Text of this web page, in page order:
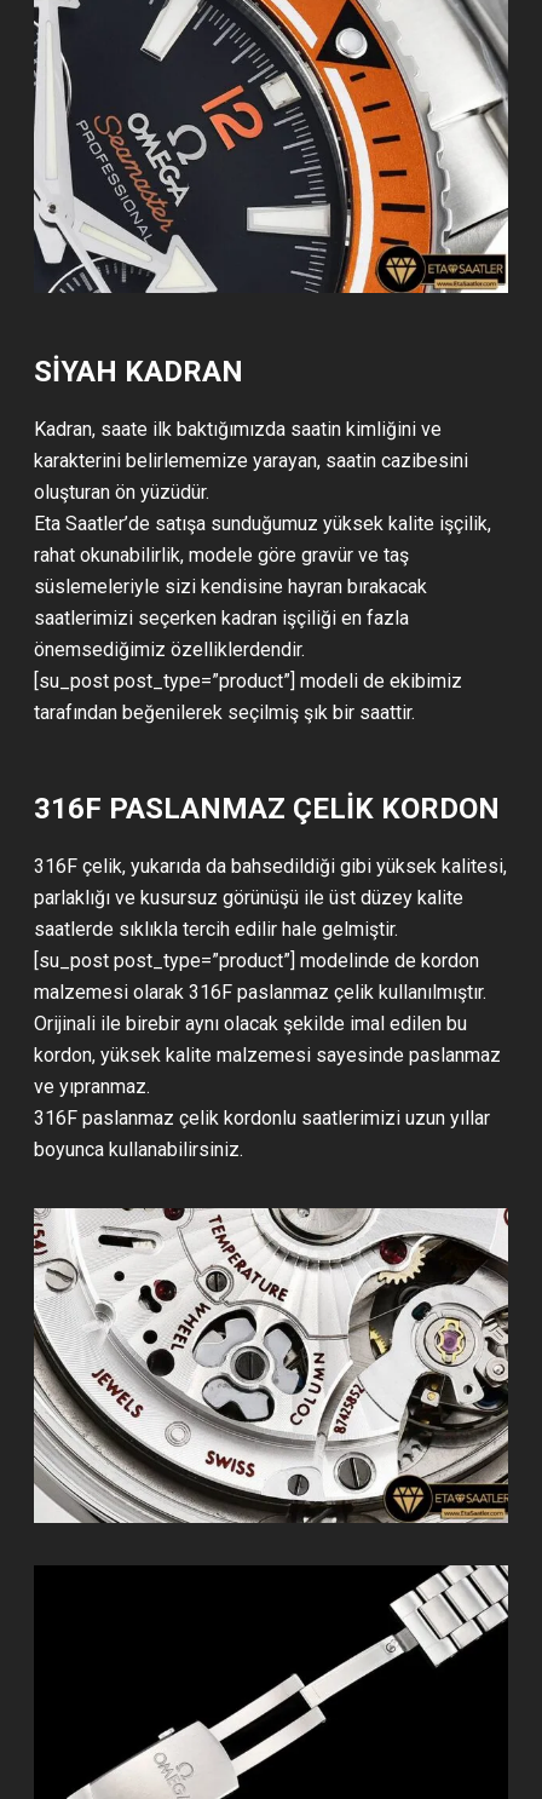
SIYAH KADRAN
Kadran, saate ilk baktığımızda saatin kimliğini ve
karakterini belirlememize yarayan, saatin cazibesini
oluşturan ön yüzüdür.
Eta Saatler’de satışa sunduğumuz yüksek kalite işçilik,
rahat okunabilirlik, modele göre gravür ve taş
süslemeleriyle sizi kendisine hayran bırakacak
saatlerimizi seçerken kadran işçiliği en fazla
önemsediğimiz özelliklerdendir.
[su_post post_type=”product”] modeli de ekibimiz
tarafından beğenilerek seçilmiş şık bir saattir.
316F PASLANMAZ ÇELİK KORDON
316F çelik, yukarıda da bahsedildiği gibi yüksek kalitesi,
parlaklığı ve kusursuz görünüşü ile üst düzey kalite
saatlerde sıklıkla tercih edilir hale gelmiştir.
[su_post post_type=”product”] modelinde de kordon
malzemesi olarak 316F paslanmaz çelik kullanılmıştır.
Orijinali ile birebir aynı olacak şekilde imal edilen bu
kordon, yüksek kalite malzemesi sayesinde paslanmaz
ve yıpranmaz.
316F paslanmaz çelik kordonlu saatlerimizi uzun yıllar
boyunca kullanabilirsiniz.